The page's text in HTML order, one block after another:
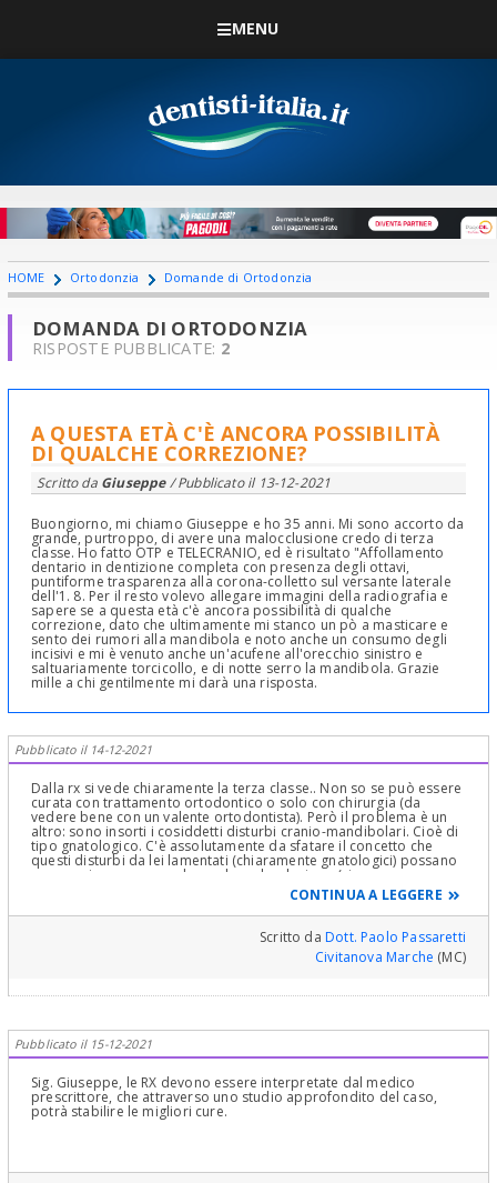
MENU
HOME Ortodonzia Domande di Ortodonzia
DOMANDA DI ORTODONZIA
RISPOSTE PUBBLICATE: 2
A QUESTA ETÀ C'È ANCORA POSSIBILITÀ
DI QUALCHE CORREZIONE?
Scritto da Giuseppe/ Pubblicato il 13-12-2021
Buongiorno, mi chiamo Giuseppe e ho 35 anni. Mi sono accorto da
grande, purtroppo, di avere una malocclusione credo di terza
classe. Ho fatto OTP e TELECRANIO, ed è risultato "Affollamento
dentario in dentizione completa con presenza degli ottavi,
puntiforme trasparenza alla corona-colletto sul versante laterale
dell'1. 8. Per il resto volevo allegare immagini della radiografia e
sapere se a questa età c'è ancora possibilità di qualche
correzione, dato che ultimamente mi stanco un pò a masticare e
sento dei rumori alla mandibola e noto anche un consumo degli
incisivi e mi è venuto anche un'acufene all'orecchio sinistro e
saltuariamente torcicollo, e di notte serro la mandibola. Grazie
mille a chi gentilmente mi darà una risposta.
Pubblicato il 14-12-2021
Dalla rx si vede chiaramente la terza classe.. Non so se può essere
curata con trattamento ortodontico o solo con chirurgia (da
vedere bene con un valente ortodontista). Però il problema è un
altro: sono insorti i cosiddetti disturbi cranio-mandibolari. Cioè di
tipo gnatologico. C'è assolutamente da sfatare il concetto che
questi disturbi da lei lamentati (chiaramente gnatologici) possano
scomparire correggendo ora la malocclusione (sia con
trattamento che con chirurgia). Infatti il "sistema" è un sistema
assai complesso, e nulla garantisce che scompaiano così.
Bisognerebbe anche fare una risonanza delle articolazioni per
vedere se c'è una compromissione anatomica. E funzionale.
Invece, per quanto riguarda i disturbi, uno gnatologo potrebbe
applicare un Byte che le dia sollievo. Estetica a parte..
CONTINUA A LEGGERE
Scritto daDott. Paolo Passaretti
Civitanova Marche (MC)
Pubblicato il 15-12-2021
Sig. Giuseppe, le RX devono essere interpretate dal medico
prescrittore, che attraverso uno studio approfondito del caso,
potrà stabilire le migliori cure.